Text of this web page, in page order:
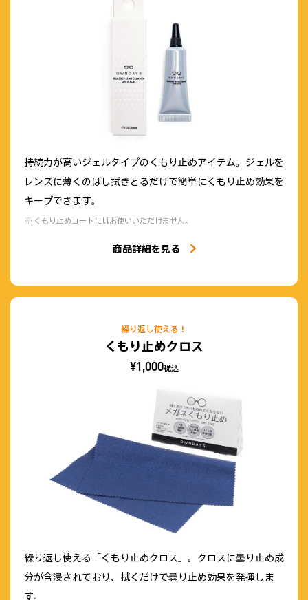
持続力が高いジェルタイプのくもり止めアイテム。ジェルを
レンズに薄くのばし拭きとるだけで簡単にくもり止め効果を
キープできます。
くもり止めコートにはお使いいただけません。
商品詳細を見る
繰り返し使える！
くもり止めクロス
¥1,000税込
繰り返し使える「くもり止めクロス」。クロスに曇り止め成
分が含浸されており、拭くだけで曇り止め効果を発揮しま
す。